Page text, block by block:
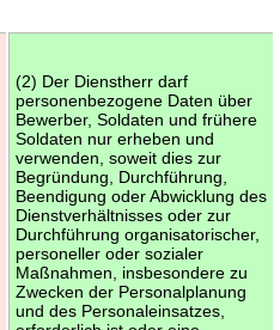
(2) Der Dienstherr darf
personenbezogene Daten über
Bewerber, Soldaten und frühere
Soldaten nur erheben und
verwenden, soweit dies zur
Begründung, Durchführung,
Beendigung oder Abwicklung des
Dienstverhältnisses oder zur
Durchführung organisatorischer,
personeller oder sozialer
Maßnahmen, insbesondere zu
Zwecken der Personalplanung
und des Personaleinsatzes,